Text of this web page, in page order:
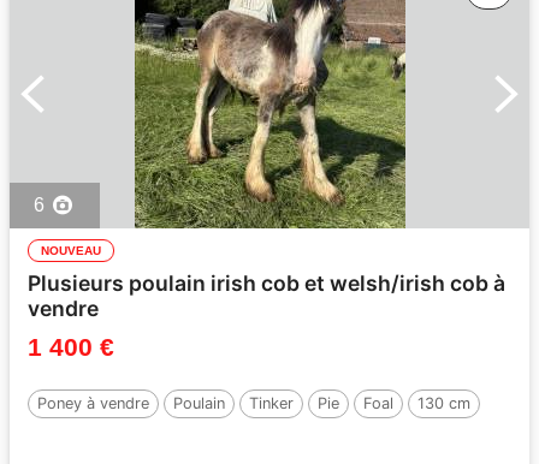
6
NOUVEAU
Plusieurs poulain irish cob et welsh/irish cob à
vendre
1 400 €
Poney à vendre Poulain Tinker Pie Foal 130 cm